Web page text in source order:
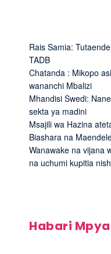
Rais Samia:
TADB
Chatanda : Mikopo
wananchi Mbalizi
Mhandisi Swedi:
sekta ya madini
Msajili wa Hazina
Biashara na
Wanawake na vijana
na uchumi kupitia
Habari Mpya